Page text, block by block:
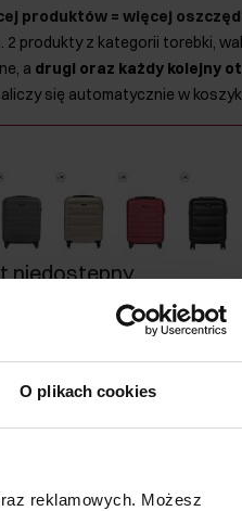
O plikach cookies
reklamowych. Możesz
produktów = więcej
2 produkty z kategorii torebki,
a drugi oraz każdy kolejny
się automatycznie w
niedostępny
mnie o dostępności mailem.
email